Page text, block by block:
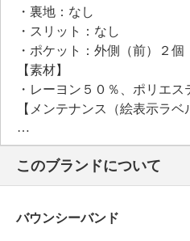
・裏地：なし
・スリット：なし
・ポケット：外側（前）２個
【素材】
・レーヨン５０％、ポリエ
【メンテナンス（絵表示ラベ
・手洗い：可
・漂白処理：塩素系・酸素系
・タンブル乾燥：不可
・自然乾燥：日陰の吊り干し
・ドライクリーニング：不可
このブランドについて
バウンシーバンド